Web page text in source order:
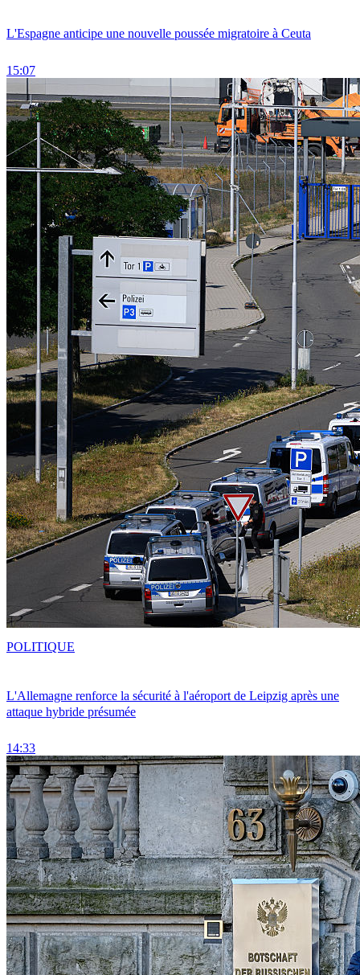
L'Espagne anticipe une nouvelle poussée migratoire à Ceuta
15:07
L'Allemagne renforce la sécurité à l'aéroport de Leipzig après une
attaque hybride présumée
14:33
POLITIQUE